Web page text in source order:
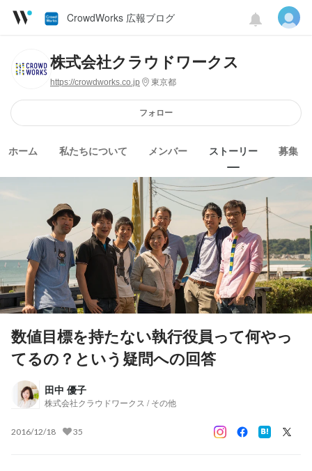
CrowdWorks 広報ブログ
株式会社クラウドワークス
https://crowdworks.co.jp 東京都
フォロー
ホーム 私たちについて メンバー ストーリー 募集
数値目標を持たない執行役員って何やっ
てるの？という疑問への回答
田中 優子
株式会社クラウドワークス / その他
2016/12/18 35